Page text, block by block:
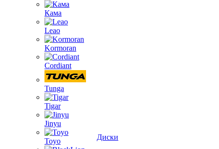
Кама
Leao
Kormoran
Cordiant
Tunga
Tigar
Jinyu
Toyo
Диски